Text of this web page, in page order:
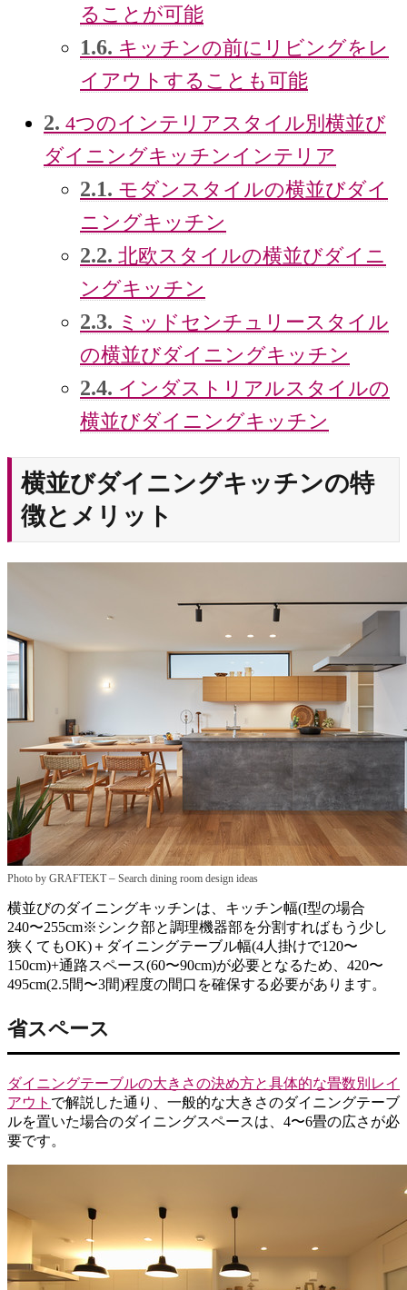
ることが可能
1.6. キッチンの前にリビングをレ
イアウトすることも可能
2. 4つのインテリアスタイル別横並び
ダイニングキッチンインテリア
2.1. モダンスタイルの横並びダイ
ニングキッチン
2.2. 北欧スタイルの横並びダイニ
ングキッチン
2.3. ミッドセンチュリースタイル
の横並びダイニングキッチン
2.4. インダストリアルスタイルの
横並びダイニングキッチン
横並びダイニングキッチンの特
徴とメリット
Photo by GRAFTEKT– Search dining room design ideas
横並びのダイニングキッチンは、キッチン幅(I型の場合
240〜255cm※シンク部と調理機器部を分割すればもう少し
狭くてもOK)＋ダイニングテーブル幅(4人掛けで120〜
150cm)+通路スペース(60〜90cm)が必要となるため、420〜
495cm(2.5間〜3間)程度の間口を確保する必要があります。
省スペース
ダイニングテーブルの大きさの決め方と具体的な畳数別レイ
アウト で解説した通り、一般的な大きさのダイニングテーブ
ルを置いた場合のダイニングスペースは、4〜6畳の広さが必
要です。